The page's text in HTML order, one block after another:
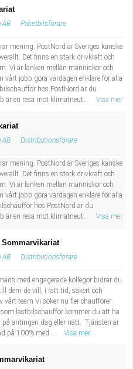
AB Paketbilsförare
mening. PostNord är Sveriges kanske
Det finns en stark drivkraft och
Vi är länken mellan människor och
vårt jobb göra vardagen enklare för alla
hos PostNord är du
är en resa mot klimatneut...
Visa mer
AB Distributionsförare
mening. PostNord är Sveriges kanske
Det finns en stark drivkraft och
Vi är länken mellan människor och
vårt jobb göra vardagen enklare för alla
hos PostNord är du
är en resa mot klimatneut...
Visa mer
AB Distributionsförare
med engagerade kollegor bidrar du
dem de vill, i rätt tid, säkert och
team Vi söker nu fler chaufförer
lastbilschaufför kommer du att ha
antingen dag eller natt. Tjänsten är
på 100% med ...
Visa mer